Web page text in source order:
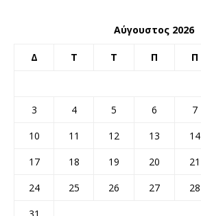
Αύγουστος 2026
Δ Τ Τ Π Π
3
4 5 6 7
10
11 12 13 14
17
18 19 20 21
24
25 26 27 28